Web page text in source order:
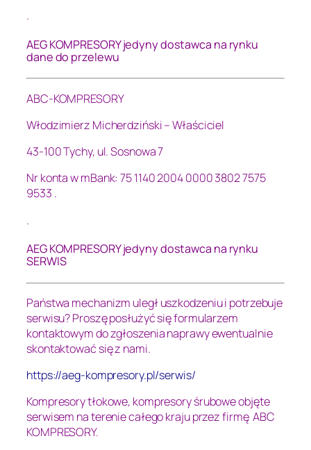
.
AEG KOMPRESORY jedyny dostawca na rynku
dane do przelewu
ABC-KOMPRESORY
Włodzimierz Micherdziński – Właściciel
43-100 Tychy, ul. Sosnowa 7
Nr konta w mBank: 75 1140 2004 0000 3802 7575
9533 .
.
AEG KOMPRESORY jedyny dostawca na rynku
SERWIS
Państwa mechanizm uległ uszkodzeniu i potrzebuje
serwisu? Proszę posłużyć się formularzem
kontaktowym do zgłoszenia naprawy ewentualnie
skontaktować się z nami.
https://aeg-kompresory.pl/serwis/
Kompresory tłokowe, kompresory śrubowe objęte
serwisem na terenie całego kraju przez firmę ABC
KOMPRESORY.